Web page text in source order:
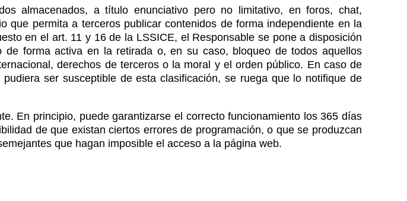
almacenados, a título enunciativo pero no limitativo, en foros, chat,
que permita a terceros publicar contenidos de forma independiente en la
en el art. 11 y 16 de la LSSICE, el Responsable se pone a disposición
forma activa en la retirada o, en su caso, bloqueo de todos aquellos
derechos de terceros o la moral y el orden público. En caso de
ser susceptible de esta clasificación, se ruega que lo notifique de
En principio, puede garantizarse el correcto funcionamiento los 365 días
de que existan ciertos errores de programación, o que se produzcan
que hagan imposible el acceso a la página web.